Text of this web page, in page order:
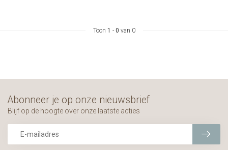
Toon 1 - 0 van 0
Abonneer je op onze nieuwsbrief
Blijf op de hoogte over onze laatste acties